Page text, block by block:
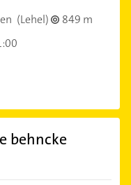
(Lehel)
849 m
behncke